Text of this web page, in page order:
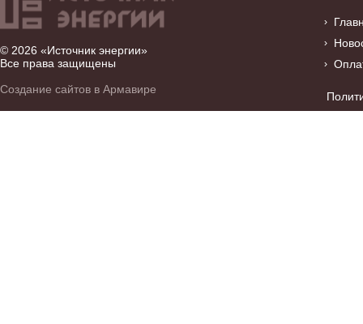
© 2026 «Источник энергии»
Все права защищены
Создание сайтов в Армавире